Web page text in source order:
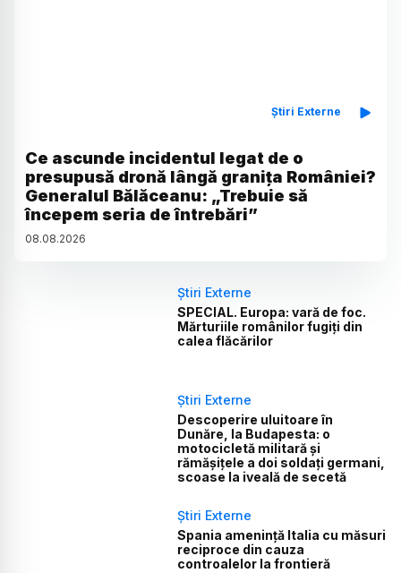
Știri Externe
Ce ascunde incidentul legat de o
presupusă dronă lângă granița României?
Generalul Bălăceanu: „Trebuie să
începem seria de întrebări”
08.08.2026
Știri Externe
SPECIAL. Europa: vară de foc.
Mărturiile românilor fugiți din
calea flăcărilor
Știri Externe
Descoperire uluitoare în
Dunăre, la Budapesta: o
motocicletă militară și
rămășițele a doi soldați germani,
scoase la iveală de secetă
Știri Externe
Spania amenință Italia cu măsuri
reciproce din cauza
controalelor la frontieră